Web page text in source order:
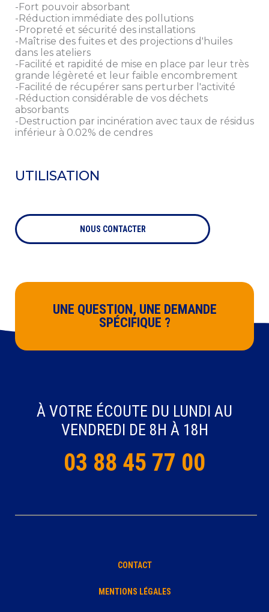
-Fort pouvoir absorbant
-Réduction immédiate des pollutions
-Propreté et sécurité des installations
-Maîtrise des fuites et des projections d'huiles
dans les ateliers
-Facilité et rapidité de mise en place par leur très
grande légèreté et leur faible encombrement
-Facilité de récupérer sans perturber l'activité
-Réduction considérable de vos déchets
absorbants
-Destruction par incinération avec taux de résidus
inférieur à 0.02% de cendres
UTILISATION
NOUS CONTACTER
UNE QUESTION, UNE DEMANDE
SPÉCIFIQUE ?
À VOTRE ÉCOUTE DU LUNDI AU
VENDREDI DE 8H À 18H
03 88 45 77 00
CONTACT
MENTIONS LÉGALES
Consentement
En cochant cette case, j'accepte que Preciag utilise mes
données personnelles dans le cadre de la relation
commerciale qui découle de cette demande d’information.
Preciag ne transmettra vos coordonnées à aucun tiers.
Vous pouvez vous désinscrire à tout moment en nous
contactant à cette adresse mail
contact[at]preciag[dot]com
* Champs obligatoires